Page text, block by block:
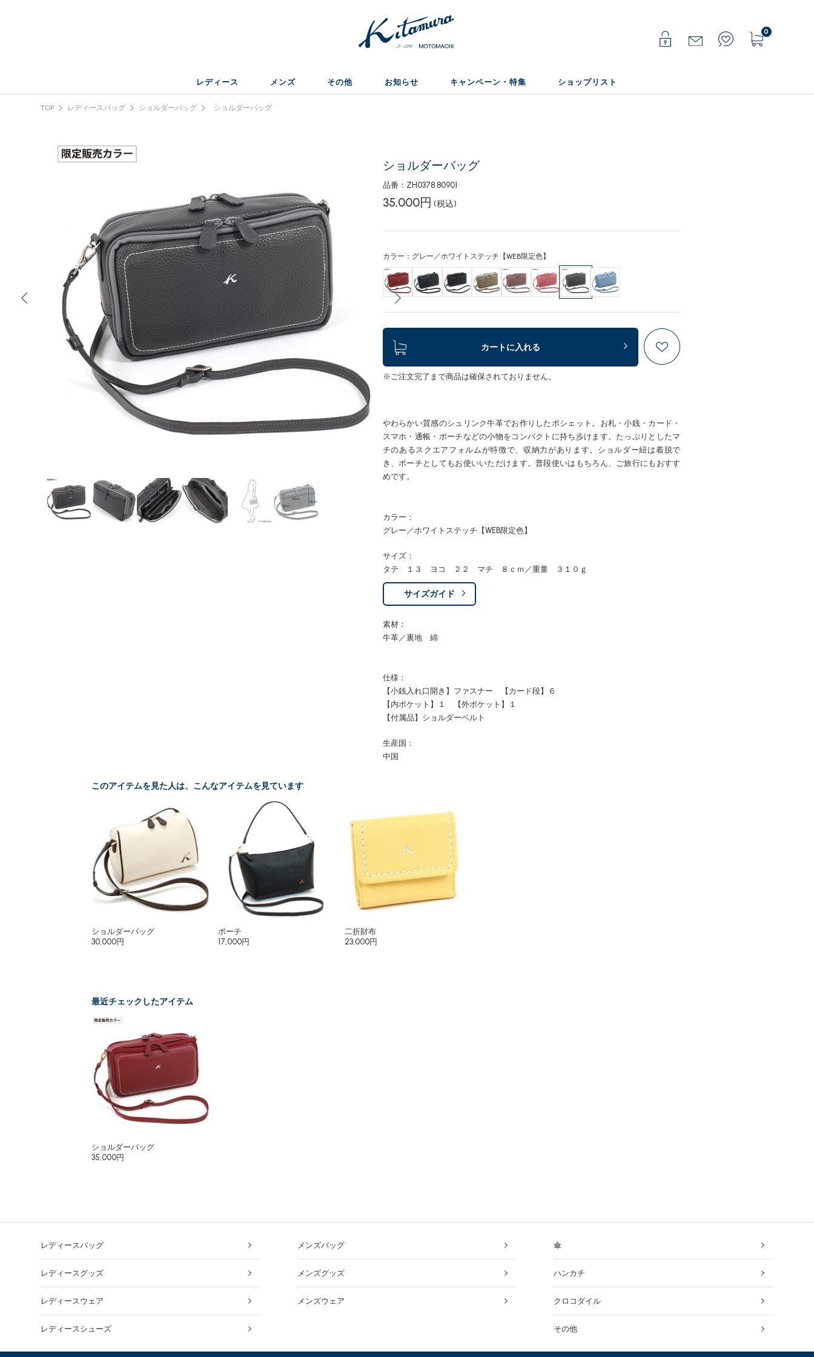
0
レディース メンズ その他 お知らせ キャンペーン・特集 ショップリスト
TOP レディースバッグ ショルダーバッグ ショルダーバッグ
ショルダーバッグ
品番：ZH0378 80901
35,000円 (税込)
カラー：グレー／ホワイトステッチ【WEB限定色】
カートに入れる
※ご注文完了まで商品は確保されておりません。
やわらかい質感のシュリンク牛革でお作りしたポシェット。お札・小銭・カード・
スマホ・通帳・ポーチなどの小物をコンパクトに持ち歩けます。たっぷりとしたマ
チのあるスクエアフォルムが特徴で、収納力があります。ショルダー紐は着脱で
き、ポーチとしてもお使いいただけます。普段使いはもちろん、ご旅行にもおすす
めです。
カラー：
グレー／ホワイトステッチ【WEB限定色】
サイズ：
タテ １３ ヨコ ２２ マチ ８ｃｍ／重量 ３１０ｇ
サイズガイド
素材：
牛革／裏地 綿
仕様：
【小銭入れ口開き】ファスナー 【カード段】６
【内ポケット】１ 【外ポケット】１
【付属品】ショルダーベルト
生産国：
中国
このアイテムを見た人は、こんなアイテムを見ています
ショルダーバッグ
30,000円
ポーチ
17,000円
二折財布
23,000円
最近チェックしたアイテム
ショルダーバッグ
35,000円
レディースバッグ
レディースグッズ
レディースウェア
レディースシューズ
メンズバッグ
メンズグッズ
メンズウェア
傘
ハンカチ
クロコダイル
その他